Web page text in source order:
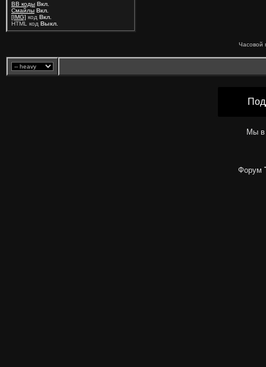
BB коды Вкл.
Смайлы Вкл.
[IMG] код Вкл.
HTML код Выкл.
Часовой
Мы в
Форум